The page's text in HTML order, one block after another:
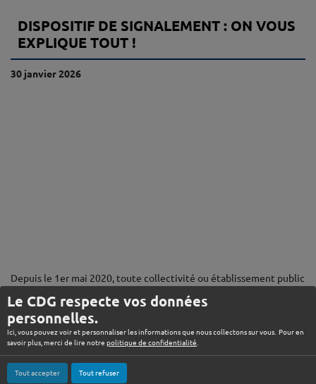
Le CDG respecte vos données
personnelles.
Ici, vous pouvez voir et personnaliser les informations que nous collectons sur vous. Pour en
savoir plus, merci de lire notre politique de confidentialité
Tout accepter Tout refuser
DISPOSITIF DE SIGNALEMENT : ON VOUS
EXPLIQUE TOUT !
30 janvier 2026
Depuis le 1er mai 2020, toute collectivité ou établissement public
mars 2020).
Retrouvez ci-dessous la présentation du dispositif de signalement
proposé par le CDG74 :